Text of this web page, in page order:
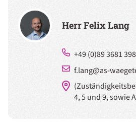
Herr Felix Lang
+49 (0)89 3681
f.lang@as-
4, 5 und 9, sowie